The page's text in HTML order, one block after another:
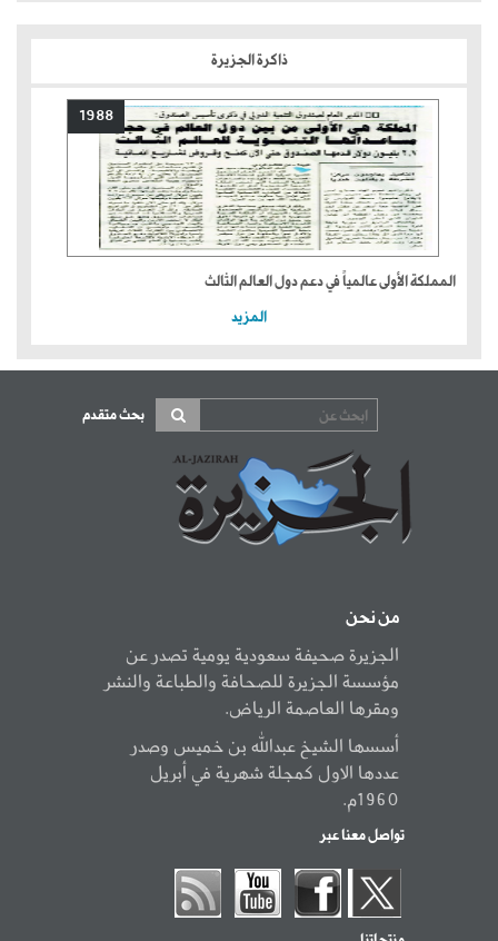
ذاكرة الجزيرة
1988
المملكة الأولى عالمياً في دعم دول العالم الثالث
المزيد
بحث متقدم
من نحن
الجزيرة صحيفة سعودية يومية تصدر عن
مؤسسة الجزيرة للصحافة والطباعة والنشر
ومقرها العاصمة الرياض.
أسسها الشيخ عبدالله بن خميس وصدر
عددها الاول كمجلة شهرية في أبريل
1960م.
تواصل معنا عبر